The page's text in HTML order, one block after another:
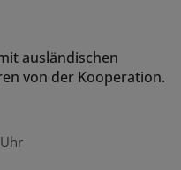
ausländischen
von der Kooperation.